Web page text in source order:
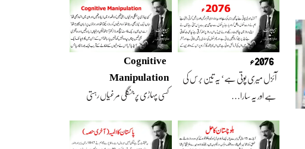
2076ء
آئزل میری پوتی ہے‘ یہ تین برس کی
ہے اور یہ سارا…
Cognitive
Manipulation
کسی پہاڑی پر جنگلی مرغیاں رہتی